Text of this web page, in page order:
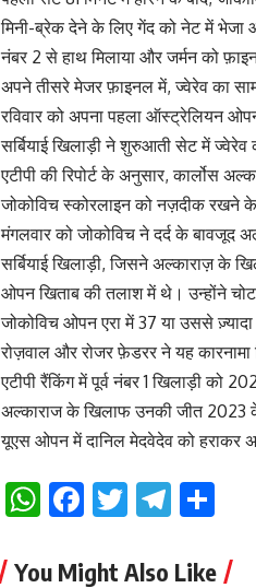
मिनी-ब्रेक देने के लिए गेंद को नेट में भेजा
नंबर 2 से हाथ मिलाया और जर्मन को
अपने तीसरे मेजर फ़ाइनल में, ज्वेरेव का
रविवार को अपना पहला ऑस्ट्रेलियन
सर्बियाई खिलाड़ी ने शुरुआती सेट में
एटीपी की रिपोर्ट के अनुसार, कार्लोस
जोकोविच स्कोरलाइन को नज़दीक रखने
मंगलवार को जोकोविच ने दर्द के बावजूद
सर्बियाई खिलाड़ी, जिसने अल्काराज़ के
ओपन खिताब की तलाश में थे। उन्होंने
जोकोविच ओपन एरा में 37 या उससे
रोज़वाल और रोजर फ़ेडरर ने यह कारनामा
एटीपी रैंकिंग में पूर्व नंबर 1 खिलाड़ी को
अल्काराज के खिलाफ उनकी जीत 2023
यूएस ओपन में दानिल मेदवेदेव को हराकर
WhatsApp
Facebook
Twitter
You Might Also Like